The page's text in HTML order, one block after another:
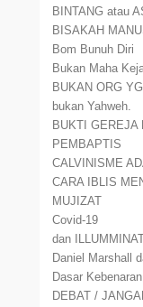
BINTANG atau
BISAKAH
Bom Bunuh Diri
Bukan Maha
BUKAN ORG
bukan Yahweh.
BUKTI GEREJA
PEMBAPTIS
CALVINISME
CARA IBLIS
MUJIZAT
Covid-19
dan
Daniel Marshall
Dasar Kebenaran
DEBAT /